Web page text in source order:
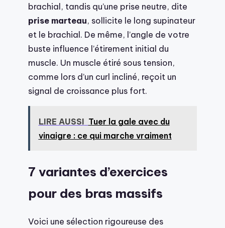
brachial, tandis qu’une prise neutre, dite
prise marteau, sollicite le long supinateur
et le brachial. De même, l’angle de votre
buste influence l’étirement initial du
muscle. Un muscle étiré sous tension,
comme lors d’un curl incliné, reçoit un
signal de croissance plus fort.
LIRE AUSSI Tuer la gale avec du
vinaigre : ce qui marche vraiment
7 variantes d’exercices
pour des bras massifs
Voici une sélection rigoureuse des